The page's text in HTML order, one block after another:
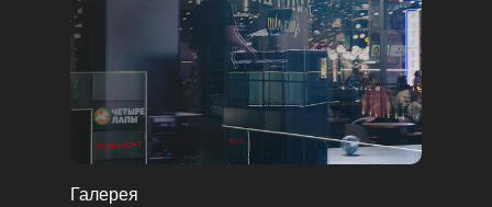
О нас
Портфолио
Команда
Контакты
Галерея